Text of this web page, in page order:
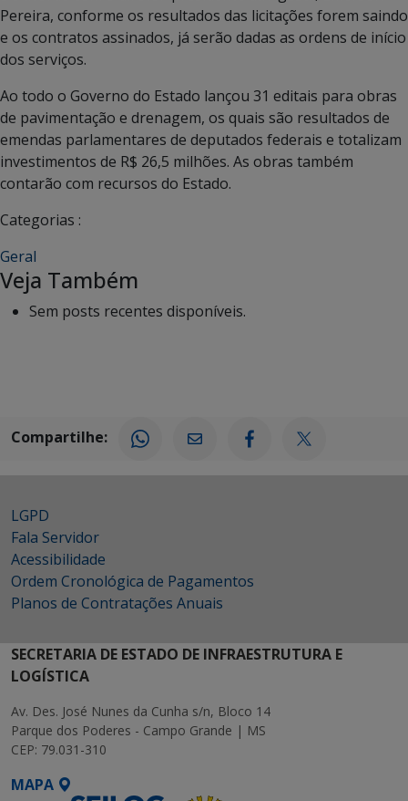
Pereira, conforme os resultados das licitações forem saindo
e os contratos assinados, já serão dadas as ordens de início
dos serviços.
Ao todo o Governo do Estado lançou 31 editais para obras
de pavimentação e drenagem, os quais são resultados de
emendas parlamentares de deputados federais e totalizam
investimentos de R$ 26,5 milhões. As obras também
contarão com recursos do Estado.
Categorias :
Geral
Veja Também
Sem posts recentes disponíveis.
Compartilhe:
LGPD
Fala Servidor
Acessibilidade
Ordem Cronológica de Pagamentos
Planos de Contratações Anuais
SECRETARIA DE ESTADO DE INFRAESTRUTURA E
LOGÍSTICA
Av. Des. José Nunes da Cunha s/n, Bloco 14
Parque dos Poderes - Campo Grande | MS
CEP: 79.031-310
MAPA